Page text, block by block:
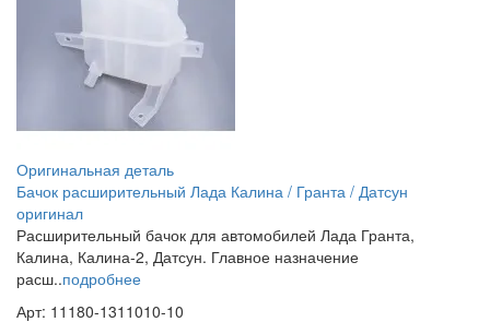
Оригинальная деталь
Бачок расширительный Лада Калина / Гранта / Датсун
оригинал
Расширительный бачок для автомобилей Лада Гранта,
Калина, Калина-2, Датсун. Главное назначение
расш..подробнее
Арт: 11180-1311010-10